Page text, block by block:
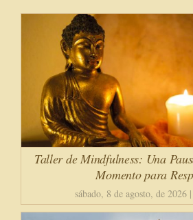
Taller de Mindfulness: Una
Momento para
sábado, 8 de agosto, de 2026